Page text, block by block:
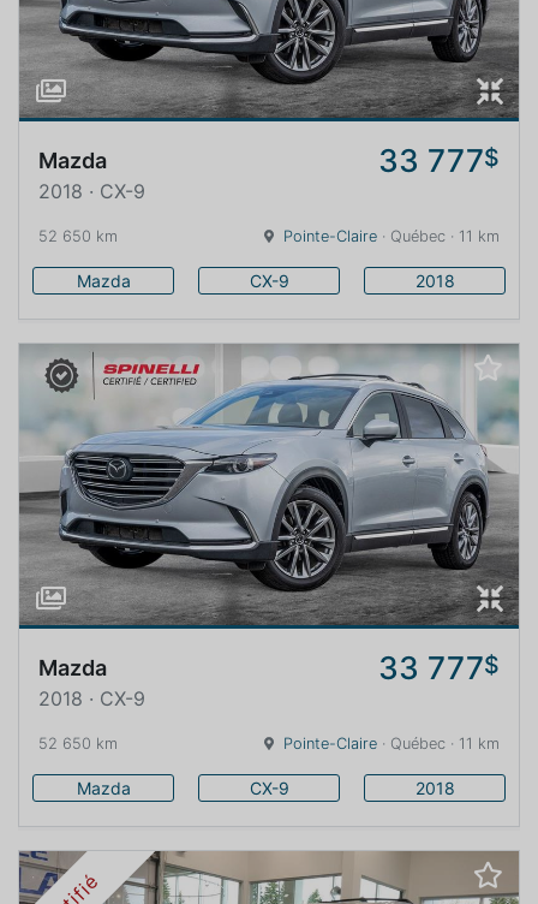
Mazda 33 777$
2018 · CX-9
52 650 km Pointe-Claire · Québec · 11 km
Mazda CX-9 2018
Mazda 33 777$
2018 · CX-9
52 650 km Pointe-Claire · Québec · 11 km
Mazda CX-9 2018